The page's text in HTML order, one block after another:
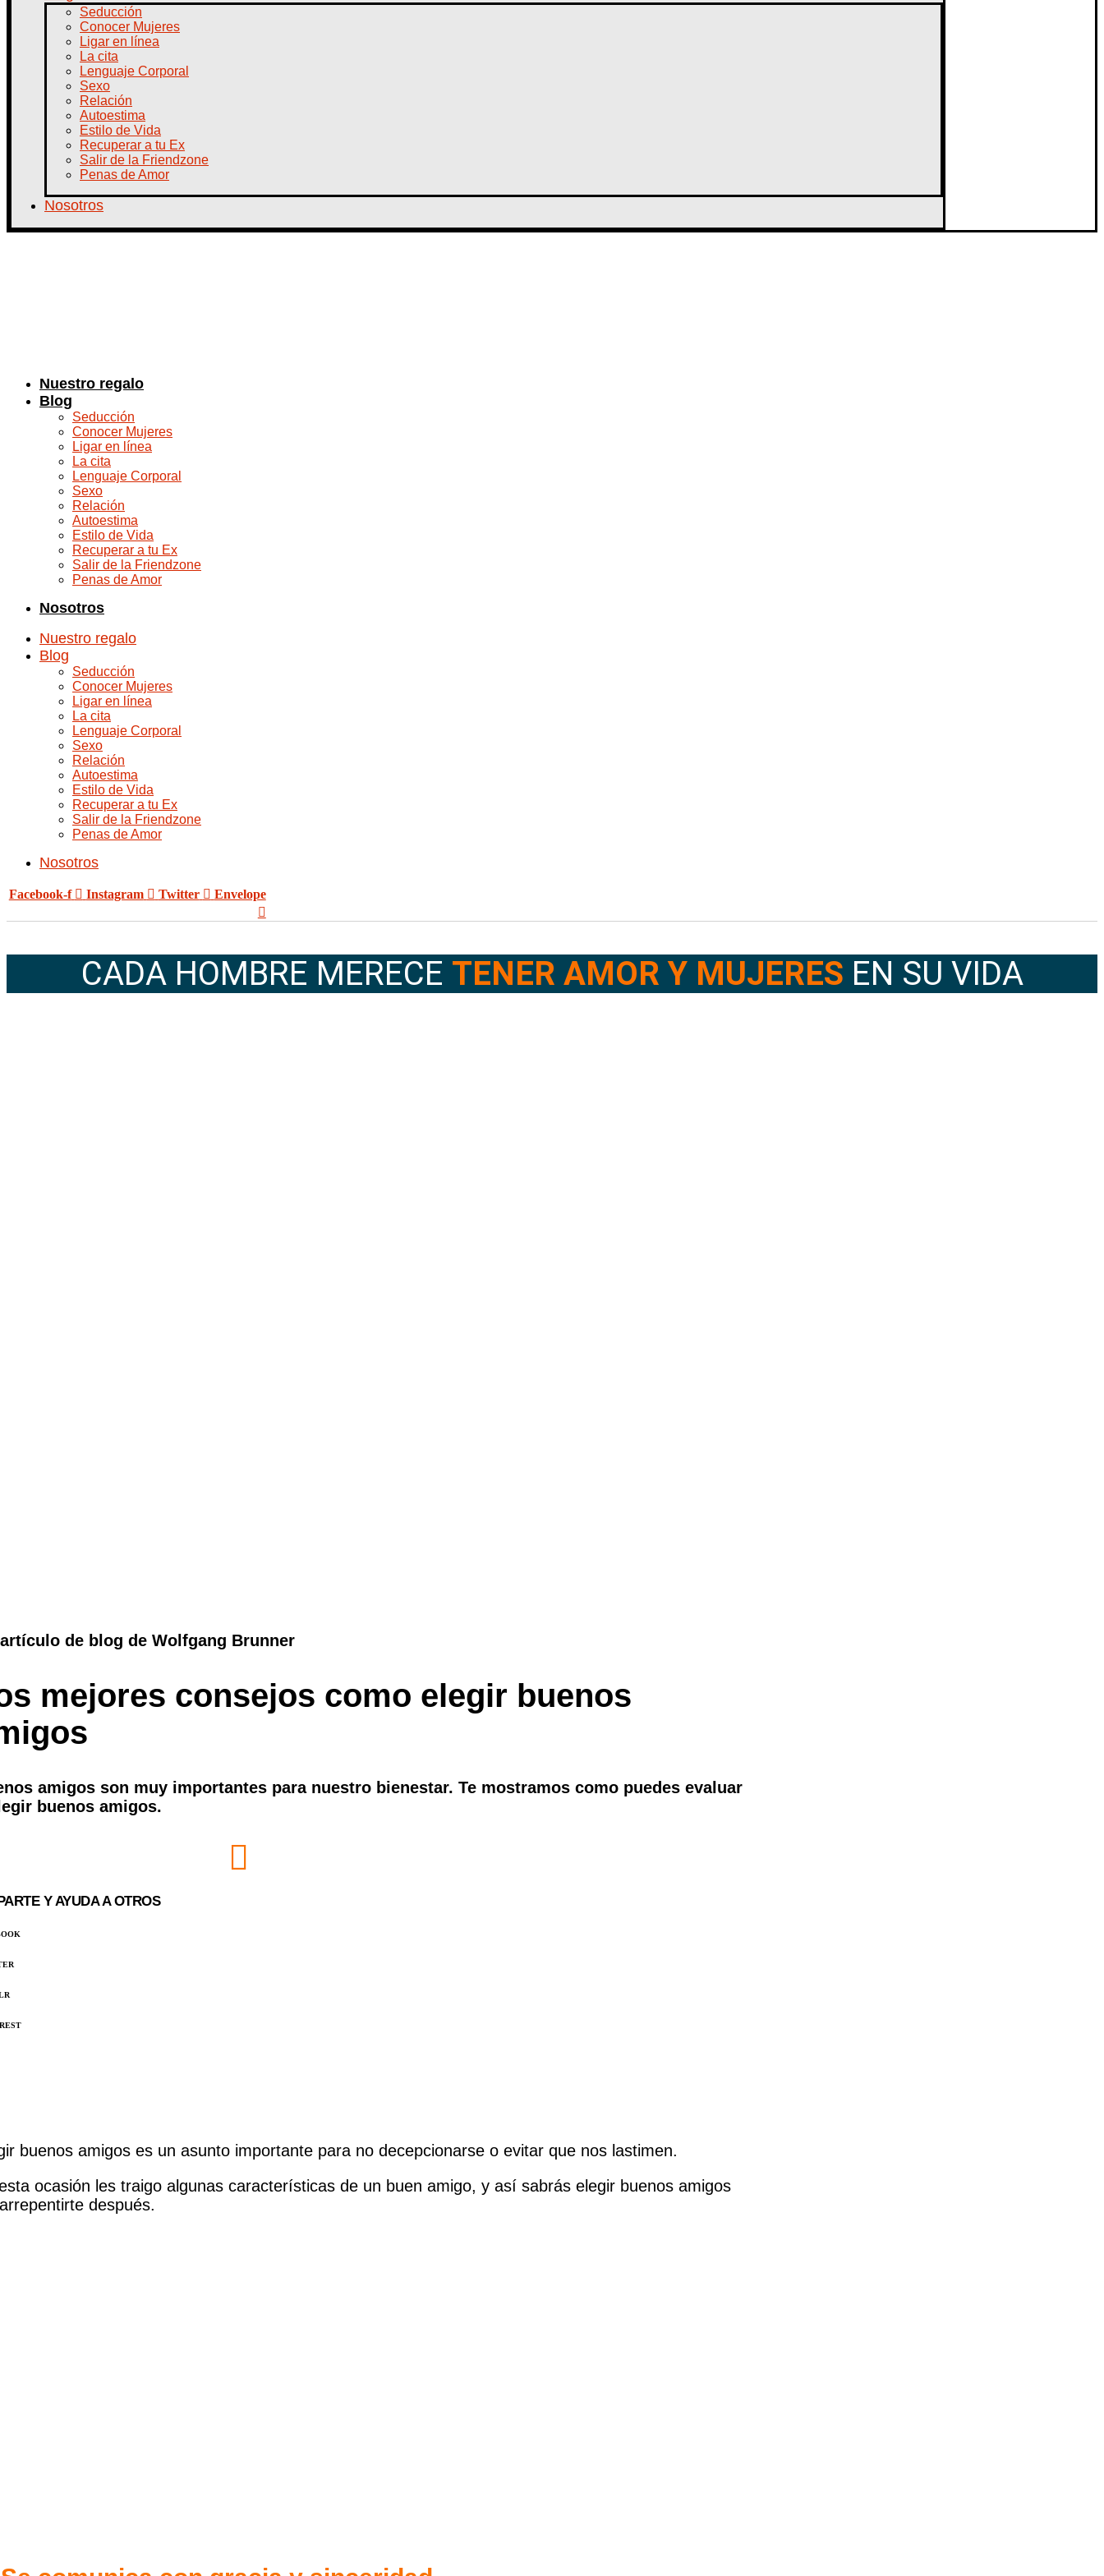
Seducción
Conocer Mujeres
Ligar en línea
La cita
Lenguaje Corporal
Sexo
Relación
Autoestima
Estilo de Vida
Recuperar a tu Ex
Salir de la Friendzone
Penas de Amor
Nosotros
Nuestro regalo
Blog
Seducción
Conocer Mujeres
Ligar en línea
La cita
Lenguaje Corporal
Sexo
Relación
Autoestima
Estilo de Vida
Recuperar a tu Ex
Salir de la Friendzone
Penas de Amor
Nosotros
Nuestro regalo
Blog
Seducción
Conocer Mujeres
Ligar en línea
La cita
Lenguaje Corporal
Sexo
Relación
Autoestima
Estilo de Vida
Recuperar a tu Ex
Salir de la Friendzone
Penas de Amor
Nosotros
Facebook-f Instagram Twitter Envelope
CADA HOMBRE MERECE TENER AMOR Y MUJERES EN SU VIDA
de blog de Wolfgang Brunner
mejores consejos como elegir buenos
amigos son muy importantes para nuestro bienestar. Te mostramos como puedes evaluar
buenos amigos.
Y AYUDA A OTROS
buenos amigos es un asunto importante para no decepcionarse o evitar que nos lastimen.
ocasión les traigo algunas características de un buen amigo, y así sabrás elegir buenos amigos
después.